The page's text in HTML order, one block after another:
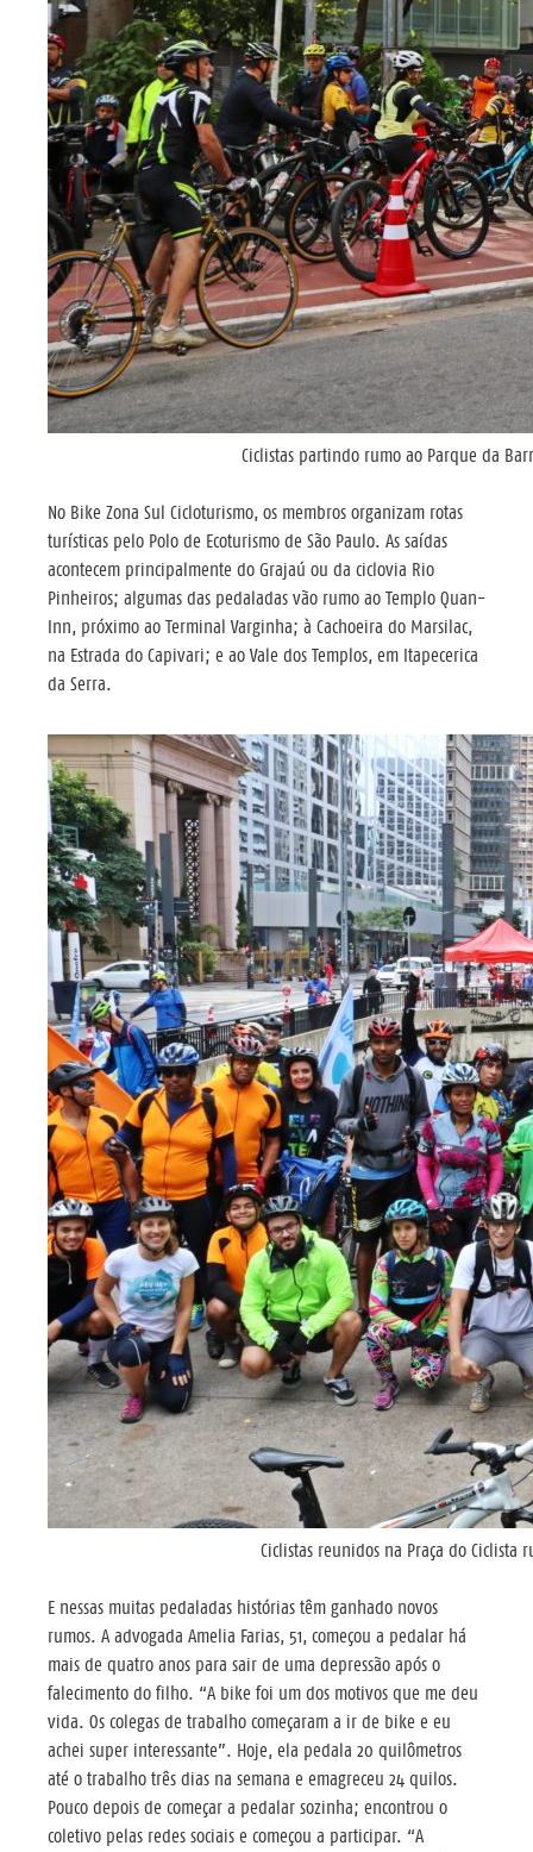
Ciclistas partindo rumo ao Parque da
No Bike Zona Sul Cicloturismo, os membros organizam rotas
turísticas pelo Polo de Ecoturismo de São Paulo. As saídas
acontecem principalmente do Grajaú ou da ciclovia Rio
Pinheiros; algumas das pedaladas vão rumo ao Templo Quan-
Inn, próximo ao Terminal Varginha; à Cachoeira do Marsilac,
na Estrada do Capivari; e ao Vale dos Templos, em Itapecerica
da Serra.
Ciclistas reunidos na Praça do
E nessas muitas pedaladas histórias têm ganhado novos
rumos. A advogada Amelia Farias, 51, começou a pedalar há
mais de quatro anos para sair de uma depressão após o
falecimento do filho. “A bike foi um dos motivos que me deu
vida. Os colegas de trabalho começaram a ir de bike e eu
achei super interessante”. Hoje, ela pedala 20 quilômetros
até o trabalho três dias na semana e emagreceu 24 quilos.
Pouco depois de começar a pedalar sozinha; encontrou o
coletivo pelas redes sociais e começou a participar. “A